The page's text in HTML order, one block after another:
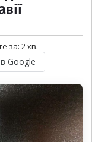
за: 2хв.
Google